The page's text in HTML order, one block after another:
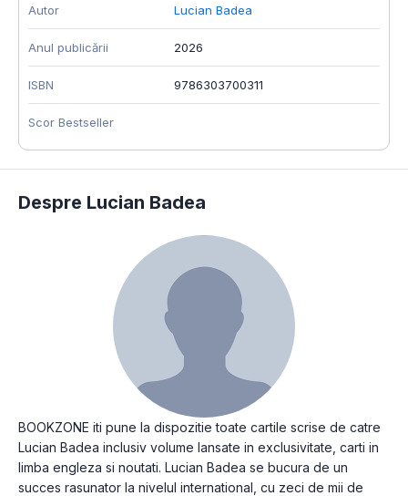
Autor Lucian Badea
Anul publicării 2026
ISBN 9786303700311
Scor Bestseller
Despre Lucian Badea
BOOKZONE iti pune la dispozitie toate cartile scrise de catre
Lucian Badea inclusiv volume lansate in exclusivitate, carti in
limba engleza si noutati. Lucian Badea se bucura de un
succes rasunator la nivelul international, cu zeci de mii de